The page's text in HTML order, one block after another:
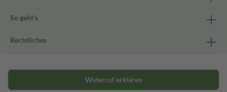
So geht's
Rechtliches
Widerruf erklären